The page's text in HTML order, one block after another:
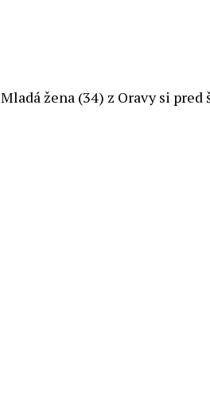
Mladá žena (34) z Oravy si